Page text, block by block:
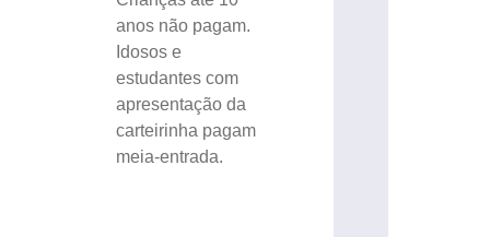
anos não pagam.
Idosos e
estudantes com
apresentação da
carteirinha pagam
meia-entrada.